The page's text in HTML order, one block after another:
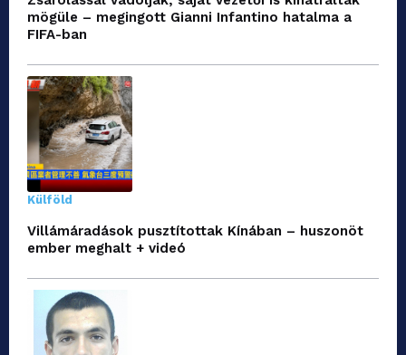
mögüle – megingott Gianni Infantino hatalma a
FIFA-ban
Külföld
Villámáradások pusztítottak Kínában – huszonöt
ember meghalt + videó